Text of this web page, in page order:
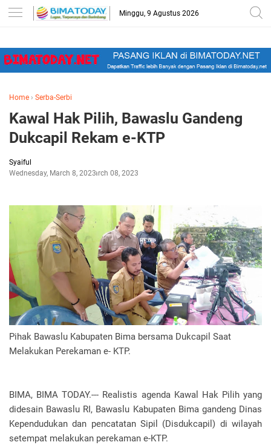
-->
Minggu, 9 Agustus 2026
Home › Serba-Serbi
Kawal Hak Pilih, Bawaslu Gandeng
Dukcapil Rekam e-KTP
Syaiful
Wednesday, March 8, 2023March 08, 2023
Pihak Bawaslu Kabupaten Bima bersama Dukcapil Saat
Melakukan Perekaman e- KTP.
BIMA, BIMA TODAY.--- Realistis agenda Kawal Hak Pilih yang
didesain Bawaslu RI, Bawaslu Kabupaten Bima gandeng Dinas
Kependudukan dan pencatatan Sipil (Disdukcapil) di wilayah
setempat melakukan perekaman e-KTP.